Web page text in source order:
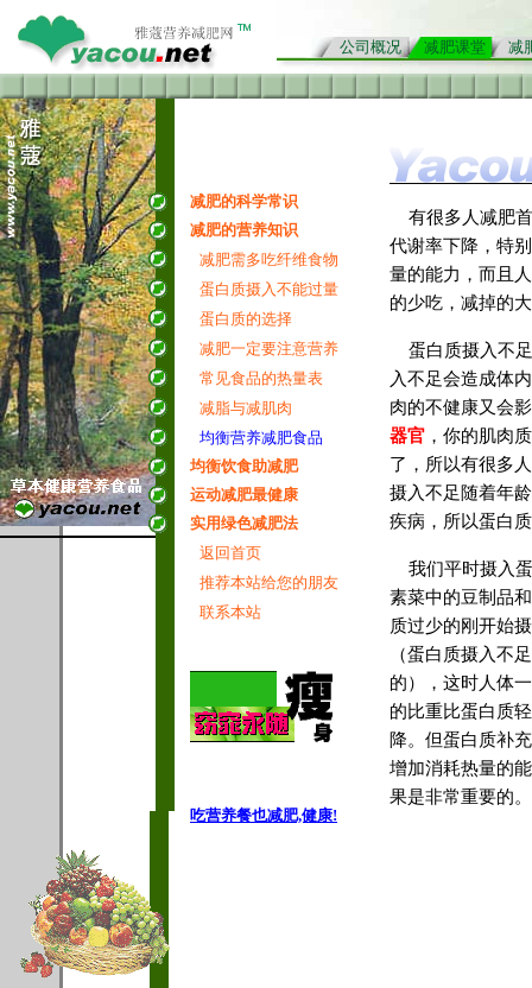
公司概况 减肥课堂 减
减肥的科学常识
减肥的营养知识
减肥需多吃纤维食物
蛋白质摄入不能过量
蛋白质的选择
减肥一定要注意营养
常见食品的热量表
减脂与减肌肉
均衡营养减肥食品
均衡饮食助减肥
运动减肥最健康
实用绿色减肥法
返回首页
推荐本站给您的朋友
联系本站
吃营养餐也减肥,健康!
有很多人减肥
代谢率下降，特
量的能力，而且
的少吃，减掉的
蛋白质摄入不足
入不足会造成体
肉的不健康又会
器官 ，你的肌肉
了，所以有很多
摄入不足随着年
疾病，所以蛋白
我们平时摄入蛋
素菜中的豆制品
质过少的刚开始
（蛋白质摄入不
的），这时人体
的比重比蛋白质
降。但蛋白质补
增加消耗热量的
果是非常重要的。